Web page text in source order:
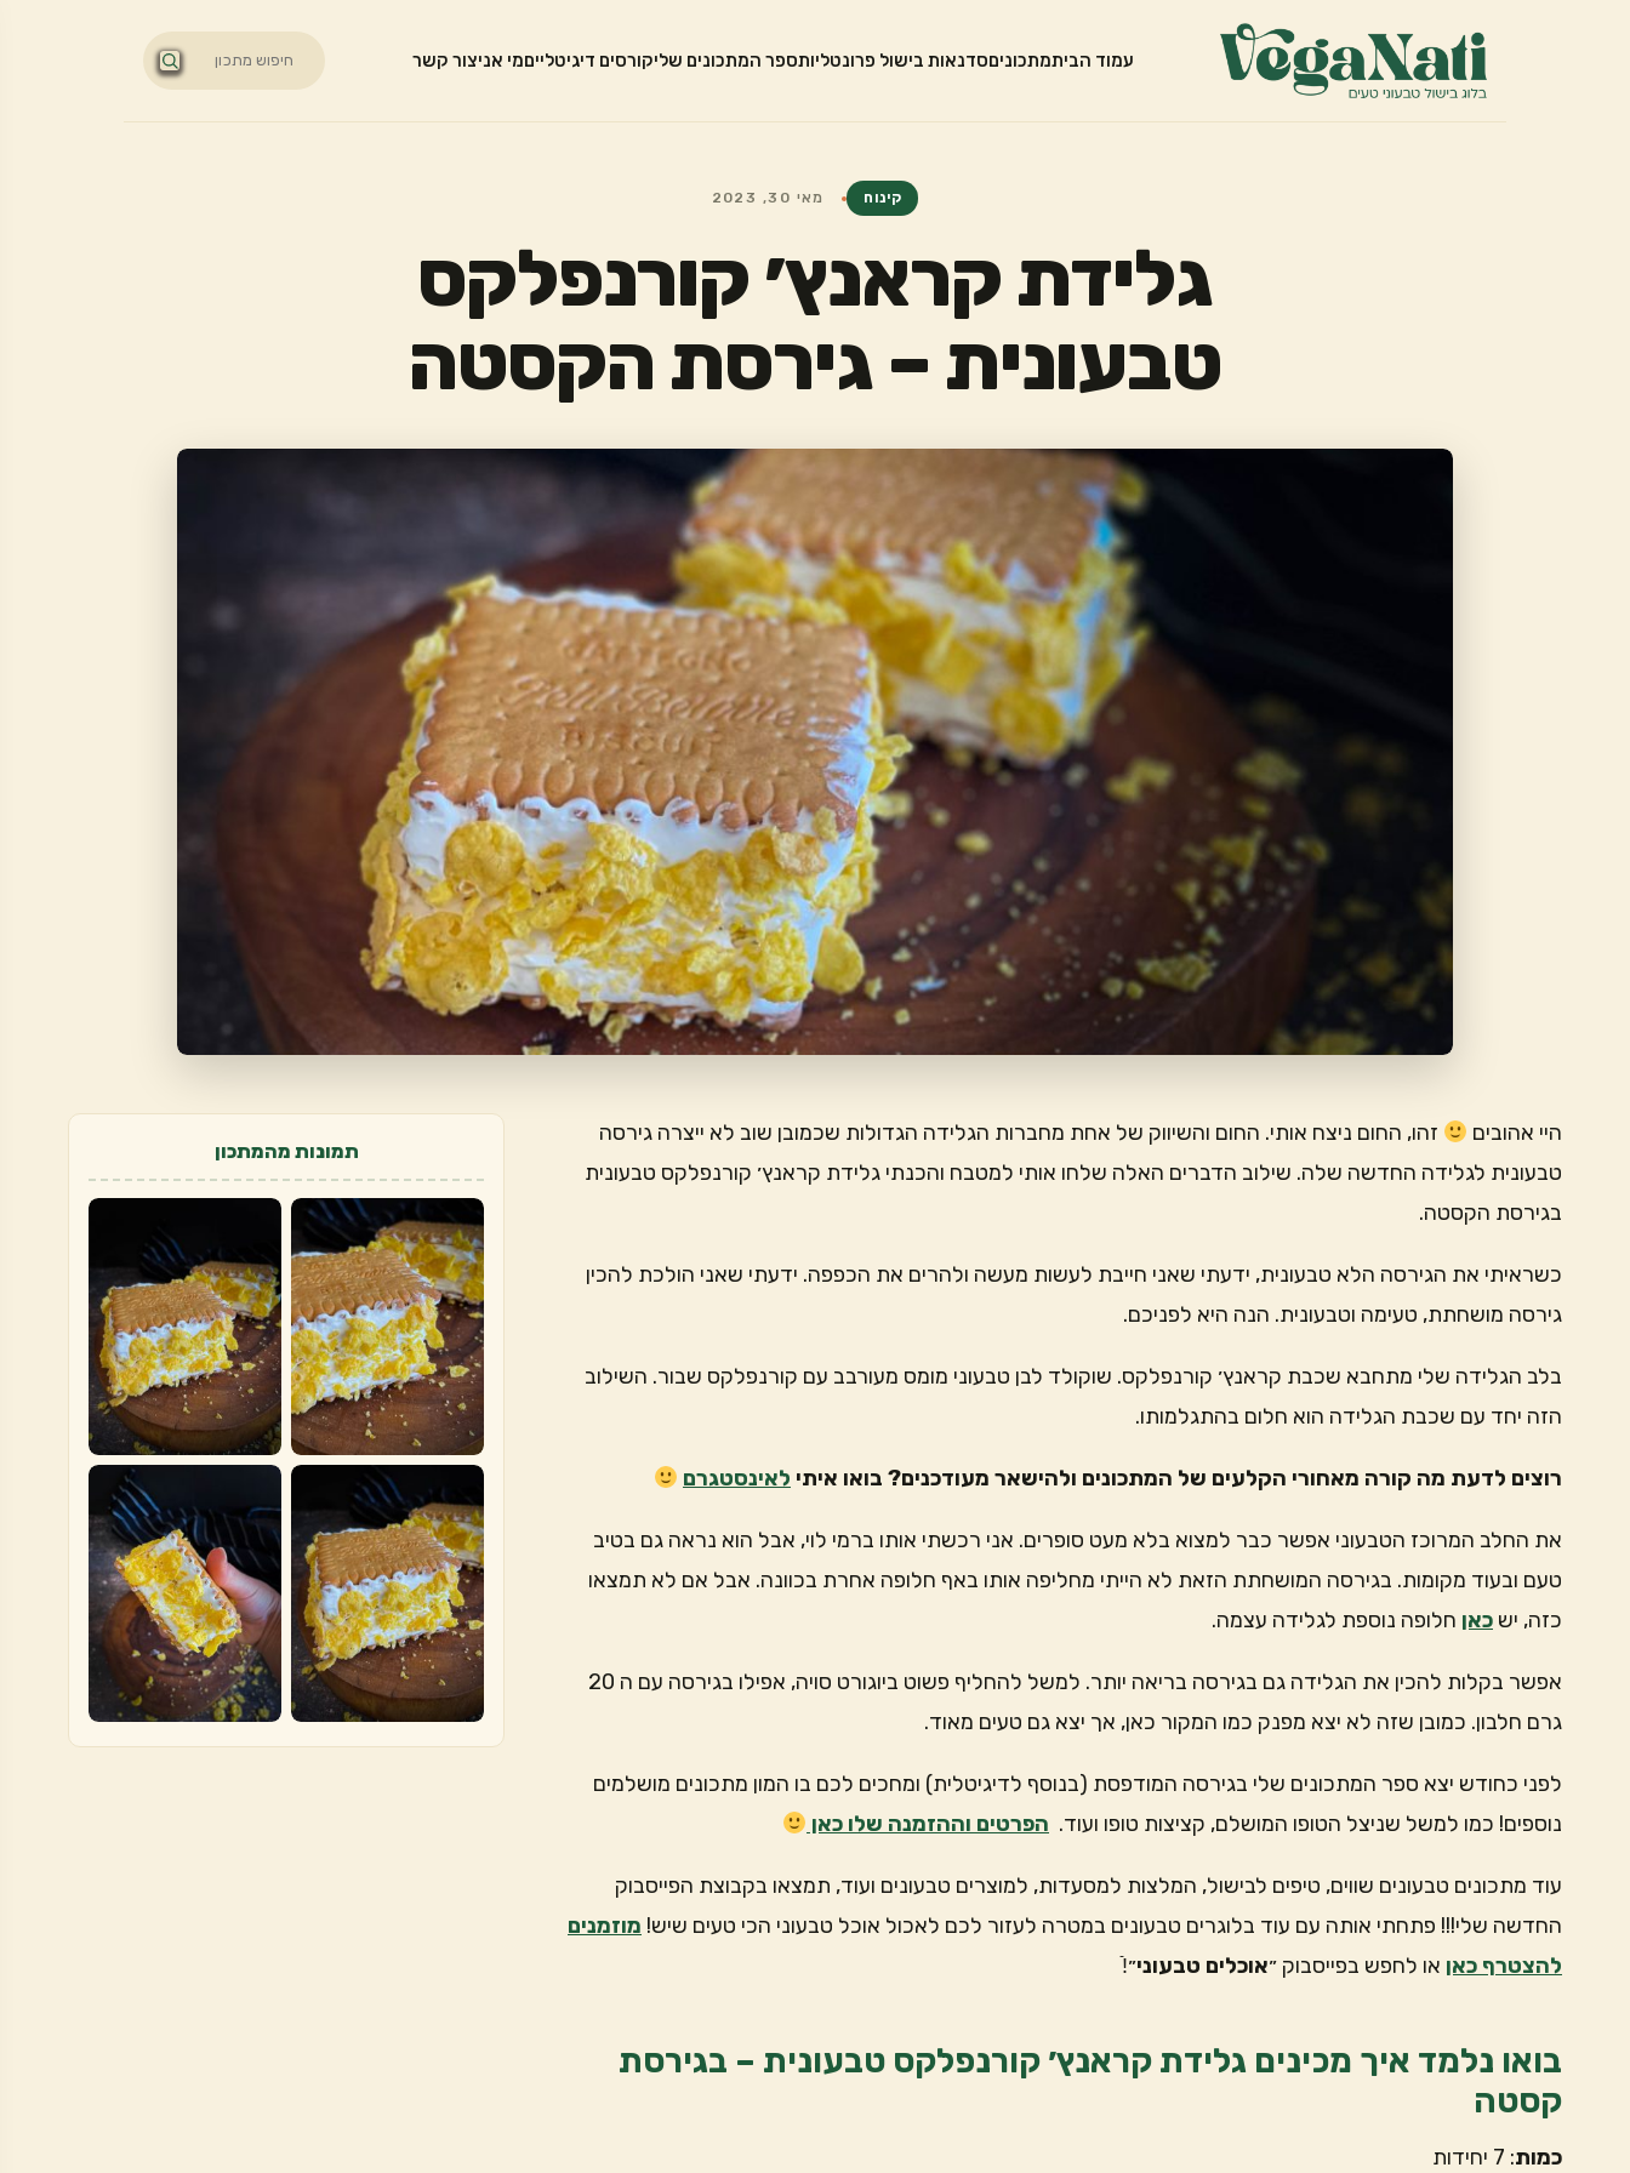
עמוד הביתמתכוניםסדנאות בישול פרונטליותספר המתכונים שליקורסים דיגיטלייםמי אניצור קשר
קינוח מאי 30, 2023
גלידת קראנץ׳ קורנפלקס
טבעונית – גירסת הקסטה
היי אהובים
זהו, החום ניצח אותי. החום והשיווק של אחת מחברות הגלידה הגדולות שכמובן שוב לא ייצרה גירסה
טבעונית לגלידה החדשה שלה. שילוב הדברים האלה שלחו אותי למטבח והכנתי גלידת קראנץ׳ קורנפלקס טבעונית
בגירסת הקסטה.
כשראיתי את הגירסה הלא טבעונית, ידעתי שאני חייבת לעשות מעשה ולהרים את הכפפה. ידעתי שאני הולכת להכין
גירסה מושחתת, טעימה וטבעונית. הנה היא לפניכם.
בלב הגלידה שלי מתחבא שכבת קראנץ׳ קורנפלקס. שוקולד לבן טבעוני מומס מעורבב עם קורנפלקס שבור. השילוב
הזה יחד עם שכבת הגלידה הוא חלום בהתגלמותו.
רוצים לדעת מה קורה מאחורי הקלעים של המתכונים ולהישאר מעודכנים? בואו איתי לאינסטגרם
את החלב המרוכז הטבעוני אפשר כבר למצוא בלא מעט סופרים. אני רכשתי אותו ברמי לוי, אבל הוא נראה גם בטיב
טעם ובעוד מקומות. בגירסה המושחתת הזאת לא הייתי מחליפה אותו באף חלופה אחרת בכוונה. אבל אם לא תמצאו
כזה, יש כאן חלופה נוספת לגלידה עצמה.
אפשר בקלות להכין את הגלידה גם בגירסה בריאה יותר. למשל להחליף פשוט ביוגורט סויה, אפילו בגירסה עם ה 20
גרם חלבון. כמובן שזה לא יצא מפנק כמו המקור כאן, אך יצא גם טעים מאוד.
לפני כחודש יצא ספר המתכונים שלי בגירסה המודפסת (בנוסף לדיגיטלית) ומחכים לכם בו המון מתכונים מושלמים
נוספים! כמו למשל שניצל הטופו המושלם, קציצות טופו ועוד. הפרטים וההזמנה שלו כאן
עוד מתכונים טבעונים שווים, טיפים לבישול, המלצות למסעדות, למוצרים טבעונים ועוד, תמצאו בקבוצת הפייסבוק
החדשה שלי!!! פתחתי אותה עם עוד בלוגרים טבעונים במטרה לעזור לכם לאכול אוכל טבעוני הכי טעים שיש! מוזמנים
להצטרף כאן או לחפש בפייסבוק ״אוכלים טבעוני״!ֿ
בואו נלמד איך מכינים גלידת קראנץ׳ קורנפלקס טבעונית – בגירסת
קסטה
כמות: 7 יחידות
תמונות מהמתכון